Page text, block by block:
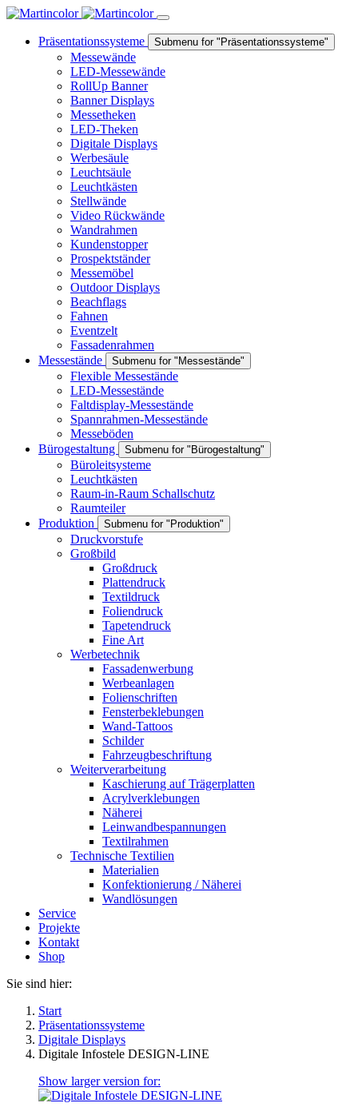
Präsentationssysteme Submenu for "Präsentationssysteme"
Messewände
LED-Messewände
RollUp Banner
Banner Displays
Messetheken
LED-Theken
Digitale Displays
Werbesäule
Leuchtsäule
Leuchtkästen
Stellwände
Video Rückwände
Wandrahmen
Kundenstopper
Prospektständer
Messemöbel
Outdoor Displays
Beachflags
Fahnen
Eventzelt
Fassadenrahmen
Messestände
Submenu for "Messestände"
Flexible Messestände
LED-Messestände
Faltdisplay-Messestände
Spannrahmen-Messestände
Messeböden
Bürogestaltung
Submenu for "Bürogestaltung"
Büroleitsysteme
Leuchtkästen
Raum-in-Raum Schallschutz
Raumteiler
Produktion
Submenu for "Produktion"
Druckvorstufe
Großbild
Großdruck
Plattendruck
Textildruck
Foliendruck
Tapetendruck
Fine Art
Werbetechnik
Fassadenwerbung
Werbeanlagen
Folienschriften
Fensterbeklebungen
Wand-Tattoos
Schilder
Fahrzeugbeschriftung
Weiterverarbeitung
Kaschierung auf Trägerplatten
Acrylverklebungen
Näherei
Leinwandbespannungen
Textilrahmen
Technische Textilien
Materialien
Konfektionierung / Näherei
Wandlösungen
Service
Projekte
Kontakt
Shop
Sie sind hier:
Start
Präsentationssysteme
Digitale Displays
Digitale Infostele DESIGN-LINE
Show larger version for: